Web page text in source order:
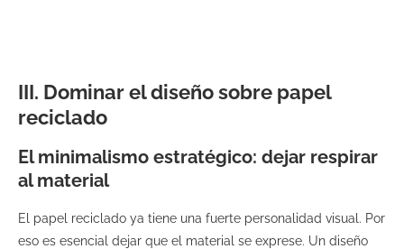
III. Dominar el diseño sobre papel
reciclado
El minimalismo estratégico: dejar respirar
al material
El papel reciclado ya tiene una fuerte personalidad visual. Por
eso es esencial dejar que el material se exprese. Un diseño